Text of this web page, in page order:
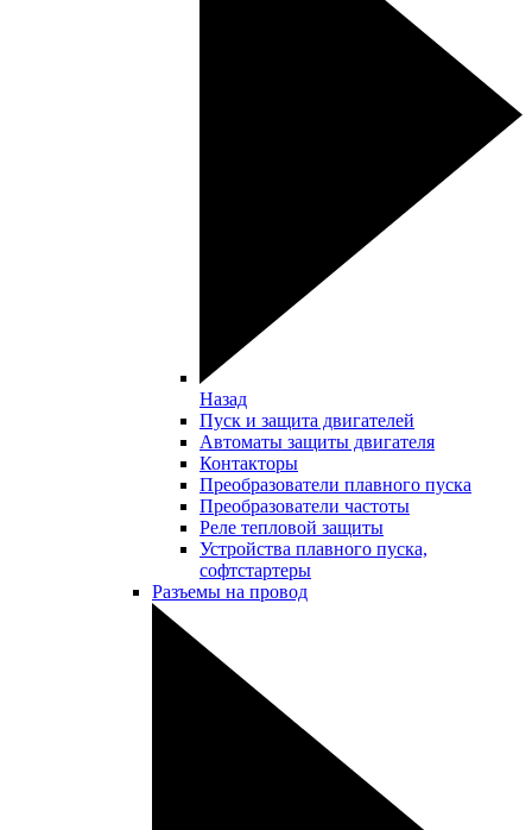
Назад
Пуск и защита двигателей
Автоматы защиты двигателя
Контакторы
Преобразователи плавного пуска
Преобразователи частоты
Реле тепловой защиты
Устройства плавного пуска,
софтстартеры
Разъемы на провод